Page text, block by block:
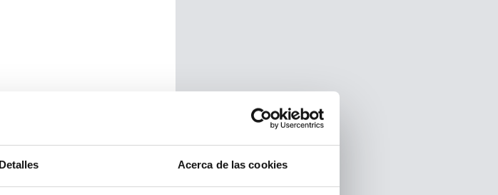
Detalles Acerca de las cookies
e interrogativas.